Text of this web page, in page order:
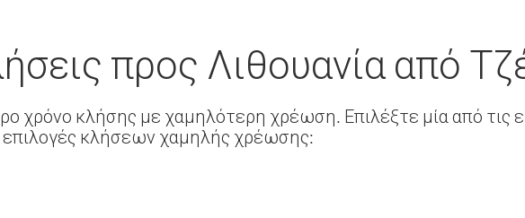
προς Λιθουανία από
χρόνο κλήσης με χαμηλότερη χρέωση. Επιλέξτε μία από τις
επιλογές κλήσεων χαμηλής χρέωσης: